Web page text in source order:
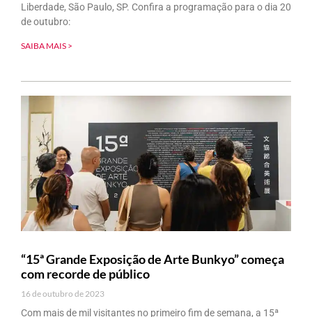
Liberdade, São Paulo, SP. Confira a programação para o dia 20
de outubro:
SAIBA MAIS >
“15ª Grande Exposição de Arte Bunkyo” começa
com recorde de público
16 de outubro de 2023
Com mais de mil visitantes no primeiro fim de semana, a 15ª